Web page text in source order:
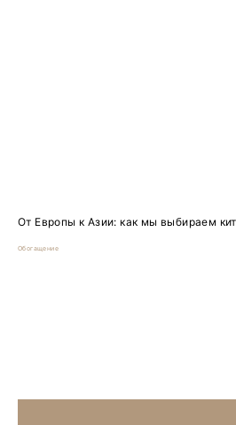
От Европы к Азии: как мы выбираем
Обогащение